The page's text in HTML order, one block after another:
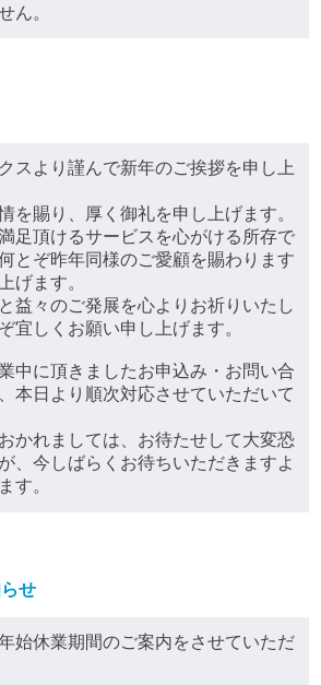
ん。
スより謹んで新年のご挨拶を申し上
を賜り、厚く御礼を申し上げます。
足頂けるサービスを心がける所存で
とぞ昨年同様のご愛顧を賜わります
げます。
益々のご発展を心よりお祈りいたし
宜しくお願い申し上げます。
中に頂きましたお申込み・お問い合
本日より順次対応させていただいて
かれましては、お待たせして大変恐
、今しばらくお待ちいただきますよ
す。
せ
始休業期間のご案内をさせていただ